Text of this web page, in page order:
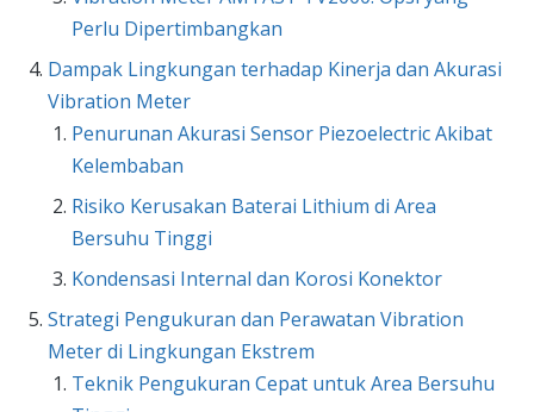
Perlu Dipertimbangkan
Dampak Lingkungan terhadap Kinerja dan Akurasi
Vibration Meter
Penurunan Akurasi Sensor Piezoelectric Akibat
Kelembaban
Risiko Kerusakan Baterai Lithium di Area
Bersuhu Tinggi
Kondensasi Internal dan Korosi Konektor
Strategi Pengukuran dan Perawatan Vibration
Meter di Lingkungan Ekstrem
Teknik Pengukuran Cepat untuk Area Bersuhu